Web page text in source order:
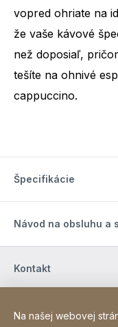
vopred ohriate na
že vaše kávové
než doposiaľ,
tešíte na ohnivé
cappuccino.
Špecifikácie
Návod na obsluhu a
Kontakt
Kontakt
Na našej webovej